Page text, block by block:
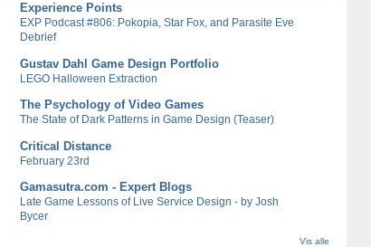
Experience Points
EXP Podcast #806: Pokopia, Star Fox, and Parasite Eve
Debrief
Gustav Dahl Game Design Portfolio
LEGO Halloween Extraction
The Psychology of Video Games
The State of Dark Patterns in Game Design (Teaser)
Critical Distance
February 23rd
Gamasutra.com - Expert Blogs
Late Game Lessons of Live Service Design - by Josh
Bycer
Vis alle